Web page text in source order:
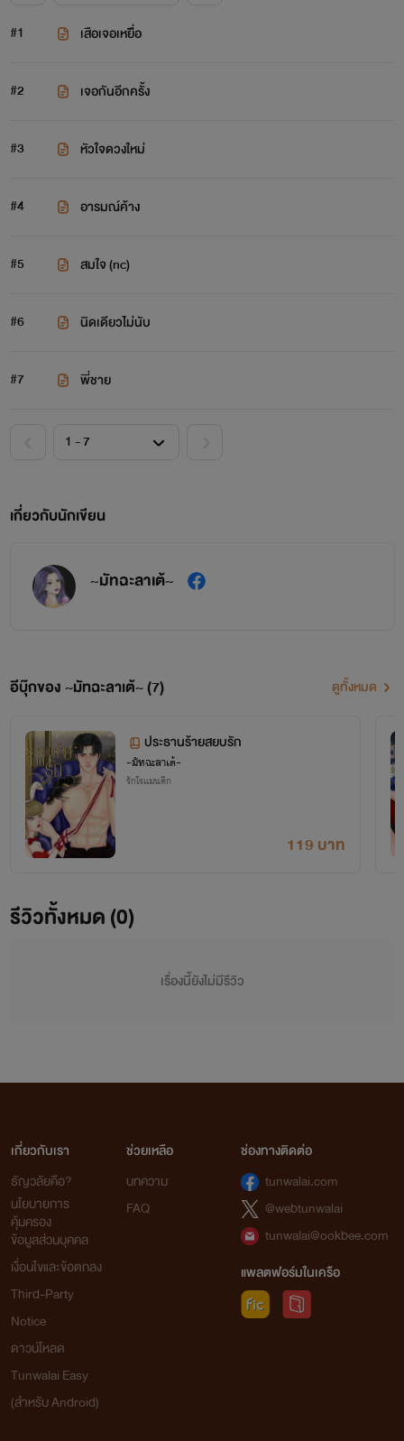
#1 เสือเจอเหยื่ิอ
#2 เจอกันอีกครั้ง
#3 หัวใจดวงใหม่
#4 อารมณ์ค้าง
#5 สมใจ (nc)
#6 นิดเดียวไม่นับ
#7 พี่ชาย
เกี่ยวกับนักเขียน
~มัทฉะลาเต้~
อีบุ๊กของ ~มัทฉะลาเต้~ (7) ดูทั้งหมด
ประธานร้ายสยบรัก
~มัทฉะลาเต้~
รักโรแมนติก
119 บาท
รีวิวทั้งหมด (0)
เรื่องนี้ยังไม่มีรีวิว
เกี่ยวกับเรา
ธัญวลัยคือ?
นโยบายการ
คุ้มครอง
ข้อมูลส่วนบุคคล
เงื่อนไขและข้อตกลง
Third-Party
Notice
ดาวน์โหลด
Tunwalai Easy
(สำหรับ Android)
ช่วยเหลือ
บทความ
FAQ
ช่องทางติดต่อ
tunwalai.com
@webtunwalai
tunwalai@ookbee.com
แพลตฟอร์มในเครือ